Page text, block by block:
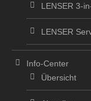
LENSER 3-
LENSER
Info-Center
Übersicht